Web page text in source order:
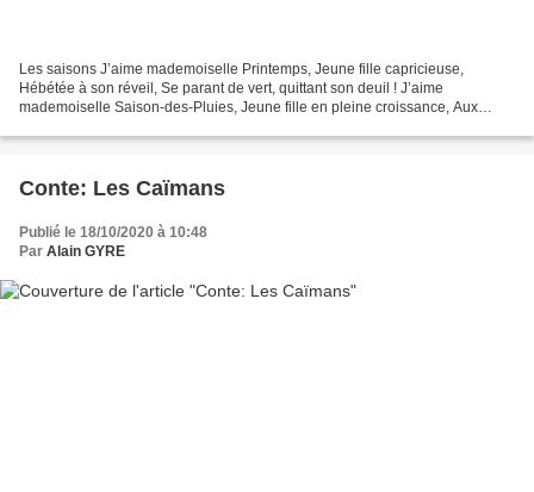
Les saisons J’aime mademoiselle Printemps, Jeune fille capricieuse,
Hébétée à son réveil, Se parant de vert, quittant son deuil ! J’aime
mademoiselle Saison-des-Pluies, Jeune fille en pleine croissance, Aux
Conte: Les Caïmans
Publié le 18/10/2020 à 10:48
Par Alain GYRE